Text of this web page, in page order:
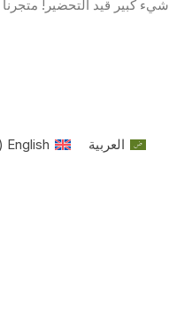
شيء كبير قيد التحضير!
العربية English
(